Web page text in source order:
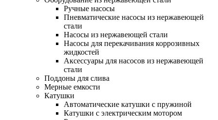
Ручные насосы
Пневматические насосы из нержавеющей
стали
Насосы из нержавеющей стали
Насосы для перекачивания коррозивных
жидкостей
Аксессуары для насосов из нержавеющей
стали
Поддоны для слива
Мерные емкости
Катушки
Автоматические катушки с пружиной
Катушки с электрическим мотором